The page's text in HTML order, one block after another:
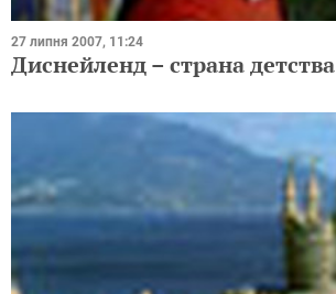
27 липня 2007, 11:24
Диснейленд – страна детства